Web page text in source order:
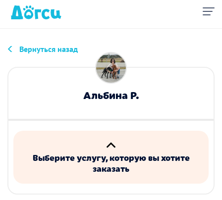
Вернуться назад
Альбина Р.
Выберите услугу, которую вы хотите
заказать